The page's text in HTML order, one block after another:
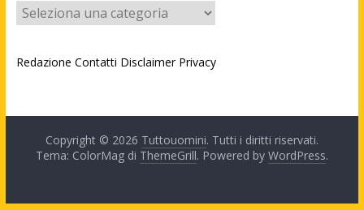
Categorie
Redazione Contatti Disclaimer Privacy
Copyright © 2026 Tuttouomini. Tutti i diritti riservati.
Tema: ColorMag di ThemeGrill. Powered by WordPress.